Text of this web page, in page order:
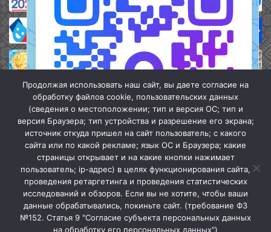
Мы в МАХ
«Кочубеевская централизованная клубная система» © 2026
Продолжая использовать наш сайт, вы даете согласие на
обработку файлов cookie, пользовательских данных
(сведения о местоположении; тип и версия ОС; тип и
версия Браузера; тип устройства и разрешение его экрана;
источник откуда пришел на сайт пользователь; с какого
сайта или по какой рекламе; язык ОС и Браузера; какие
страницы открывает и на какие кнопки нажимает
пользователь; ip-адрес) в целях функционирования сайта,
проведения ретаргетинга и проведения статистических
исследований и обзоров. Если вы не хотите, чтобы ваши
данные обрабатывались, покиньте сайт. (требование ФЗ
№152. Статья 9 "Согласие субъекта персональных данных
на обработку его персональных данных")